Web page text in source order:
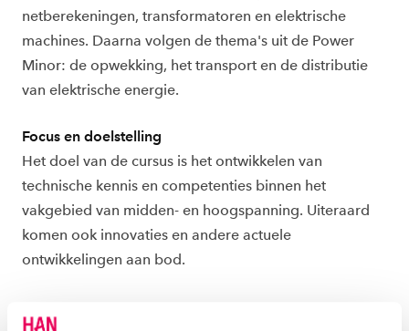
netberekeningen, transformatoren en elektrische
machines. Daarna volgen de thema's uit de Power
Minor: de opwekking, het transport en de distributie
van elektrische energie.
Focus en doelstelling
Het doel van de cursus is het ontwikkelen van
technische kennis en competenties binnen het
vakgebied van midden- en hoogspanning. Uiteraard
komen ook innovaties en andere actuele
ontwikkelingen aan bod.